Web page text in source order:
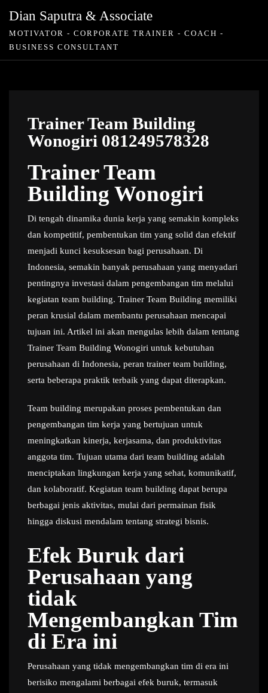
Dian Saputra & Associate
MOTIVATOR - CORPORATE TRAINER - COACH -
BUSINESS CONSULTANT
Trainer Team Building
Wonogiri 081249578328
Trainer Team
Building Wonogiri
Di tengah dinamika dunia kerja yang semakin kompleks
dan kompetitif, pembentukan tim yang solid dan efektif
menjadi kunci kesuksesan bagi perusahaan. Di
Indonesia, semakin banyak perusahaan yang menyadari
pentingnya investasi dalam pengembangan tim melalui
kegiatan team building. Trainer Team Building memiliki
peran krusial dalam membantu perusahaan mencapai
tujuan ini. Artikel ini akan mengulas lebih dalam tentang
Trainer Team Building Wonogiri untuk kebutuhan
perusahaan di Indonesia, peran trainer team building,
serta beberapa praktik terbaik yang dapat diterapkan.
Team building merupakan proses pembentukan dan
pengembangan tim kerja yang bertujuan untuk
meningkatkan kinerja, kerjasama, dan produktivitas
anggota tim. Tujuan utama dari team building adalah
menciptakan lingkungan kerja yang sehat, komunikatif,
dan kolaboratif. Kegiatan team building dapat berupa
berbagai jenis aktivitas, mulai dari permainan fisik
hingga diskusi mendalam tentang strategi bisnis.
Efek Buruk dari
Perusahaan yang
tidak
Mengembangkan Tim
di Era ini
Perusahaan yang tidak mengembangkan tim di era ini
berisiko mengalami berbagai efek buruk, termasuk